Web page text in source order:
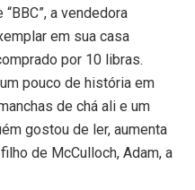
a vendedora
em sua casa
por 10 libras.
pouco de história em
de chá ali e um
gostou de ler, aumenta
de McCulloch, Adam, a